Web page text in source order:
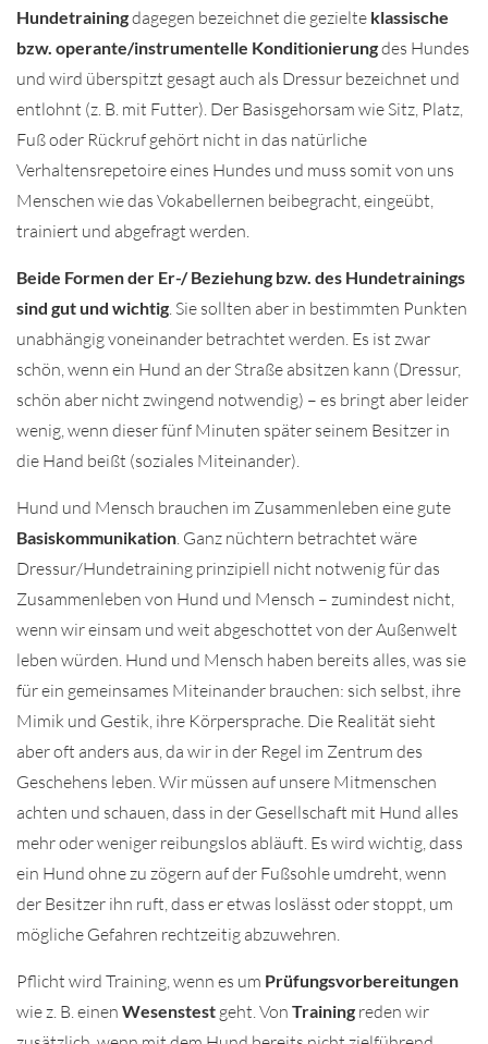
Hundetrainingdagegen bezeichnet die gezielte klassische
bzw. operante/instrumentelle Konditionierungdes Hundes
und wird überspitzt gesagt auch als Dressur bezeichnet und
entlohnt (z. B. mit Futter). Der Basisgehorsam wie Sitz, Platz,
Fuß oder Rückruf gehört nicht in das natürliche
Verhaltensrepetoire eines Hundes und muss somit von uns
Menschen wie das Vokabellernen beibegracht, eingeübt,
trainiert und abgefragt werden.
Beide Formen der Er-/ Beziehung bzw. des Hundetrainings
sind gut und wichtig. Sie sollten aber in bestimmten Punkten
unabhängig voneinander betrachtet werden. Es ist zwar
schön, wenn ein Hund an der Straße absitzen kann (Dressur,
schön aber nicht zwingend notwendig) – es bringt aber leider
wenig, wenn dieser fünf Minuten später seinem Besitzer in
die Hand beißt (soziales Miteinander).
Hund und Mensch brauchen im Zusammenleben eine gute
Basiskommunikation. Ganz nüchtern betrachtet wäre
Dressur/Hundetraining prinzipiell nicht notwenig für das
Zusammenleben von Hund und Mensch – zumindest nicht,
wenn wir einsam und weit abgeschottet von der Außenwelt
leben würden. Hund und Mensch haben bereits alles, was sie
für ein gemeinsames Miteinander brauchen: sich selbst, ihre
Mimik und Gestik, ihre Körpersprache. Die Realität sieht
aber oft anders aus, da wir in der Regel im Zentrum des
Geschehens leben. Wir müssen auf unsere Mitmenschen
achten und schauen, dass in der Gesellschaft mit Hund alles
mehr oder weniger reibungslos abläuft. Es wird wichtig, dass
ein Hund ohne zu zögern auf der Fußsohle umdreht, wenn
der Besitzer ihn ruft, dass er etwas loslässt oder stoppt, um
mögliche Gefahren rechtzeitig abzuwehren.
Pflicht wird Training, wenn es um Prüfungsvorbereitungen
wie z. B. einen Wesenstest geht. Von Training reden wir